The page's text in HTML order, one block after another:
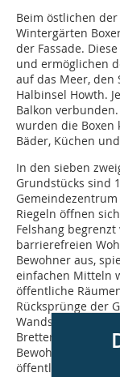
Beim östlichen
Wintergärten
der Fassade.
und ermöglichen
auf das Meer, den
Halbinsel Howth.
Balkon
wurden die Boxen
Bäder, Küchen
In den sieben
Grundstücks sind
Riegeln öffnen
Felshang
barrierefreien
Bewohner aus,
einfachen Mitteln
öffentliche
Rücksprünge der
Wandschotten.
Brettern verstellt
Bewohner
öffentlichen Leben.